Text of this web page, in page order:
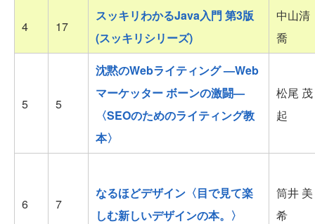
4 17
スッキリわかるJava入門 第3版
(スッキリシリーズ)
中山清
喬
5 5
沈黙のWebライティング —Web
マーケッター ボーンの激闘—
〈SEOのためのライティング教
本〉
松尾 茂
起
6 7
なるほどデザイン〈目で見て楽
しむ新しいデザインの本。〉
筒井 美
希